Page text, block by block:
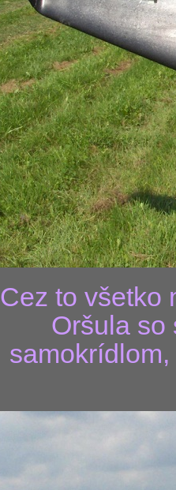
Cez to všetko
Oršula so